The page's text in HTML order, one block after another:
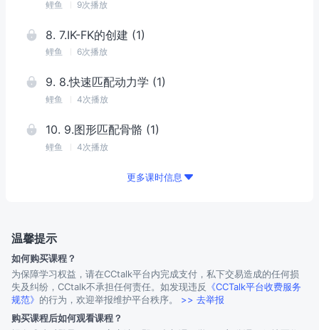
鲤鱼 9次播放
8. 7.IK-FK的创建 (1)
鲤鱼 6次播放
9. 8.快速匹配动力学 (1)
鲤鱼 4次播放
10. 9.图形匹配骨骼 (1)
鲤鱼 4次播放
更多课时信息
温馨提示
如何购买课程？
为保障学习权益，请在CCtalk平台内完成支付，私下交易造成的任何损
失及纠纷，CCtalk不承担任何责任。如发现违反 《CCTalk平台收费服务
规范》 的行为，欢迎举报维护平台秩序。 >> 去举报
购买课程后如何观看课程？